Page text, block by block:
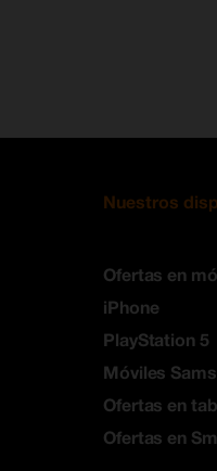
Nuestros
Ofertas en
iPhone
PlayStation 5
Móviles
Ofertas en
Ofertas en